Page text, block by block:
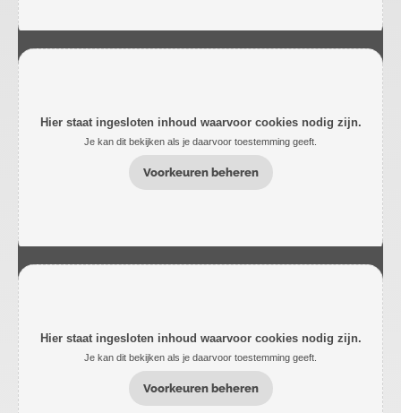
Hier staat ingesloten inhoud waarvoor cookies nodig zijn.
Je kan dit bekijken als je daarvoor toestemming geeft.
Voorkeuren beheren
Hier staat ingesloten inhoud waarvoor cookies nodig zijn.
Je kan dit bekijken als je daarvoor toestemming geeft.
Voorkeuren beheren